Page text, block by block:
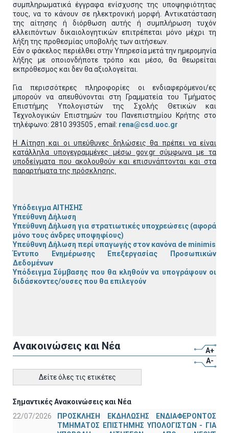
συμπληρωματικά έγγραφα ενίσχυσης της υποψηφιότητας
τους, να το κάνουν σε ηλεκτρονική μορφή. Αντικατάσταση
της αίτησης ή διόρθωση αυτής ή συμπλήρωση τυχόν
ελλειπόντων δικαιολογητικών επιτρέπεται μόνο μέχρι τη
λήξη της προθεσμίας υποβολής των αιτήσεων.
Εάν ο φάκελος περιέλθει στην Υπηρεσία μετά την ημερομηνία
λήξης με οποιονδήποτε τρόπο και μέσο, θα θεωρείται
εκπρόθεσμος και δεν θα αξιολογείται.
Για περισσότερες πληροφορίες οι ενδιαφερόμενοι/ες
μπορούν να απευθύνονται στη Γραμματεία του Τμήματος
Επιστήμης Υπολογιστών της Σχολής Θετικών και
Τεχνολογικών Επιστημών του Πανεπιστημίου Κρήτης στο
τηλέφωνο: 2810 393505 , email: rena@csd.uoc.gr
Η Αίτηση και οι υπεύθυνες δηλώσεις θα πρέπει να είναι
κατάλληλα υπογεγραμμένες μέσω gov.gr σύμφωνα με τα
υποδείγματα που ακολουθούν και επισυνάπτονται και στα
παραρτήματα της πρόσκλησης.
Υπόδειγμα ΑΙΤΗΣΗΣ
Υπεύθυνη Δήλωση
Υπεύθυνη Δήλωση για στρατιωτικές υποχρεώσεις (αφορά
μόνο τους άνδρες υποψηφίους)
Υπεύθυνη Δήλωση περί υπαγωγής στον κανόνα de minimis
Έντυπο Ενημέρωσης Επεξεργασίας Προσωπικών
Δεδομένων
Υπόδειγμα Σύμβασης που θα κληθούν να υπογράψουν οι
διδάσκοντες/ουσες που θα επιλεγούν
Ανακοινώσεις και Νέα
A+
A-
Δείτε όλες τις ετικέτες
Σημαντικές Ανακοινώσεις και Νέα
22/07/2026
ΠΡΟΣΚΛΗΣΗ ΕΚΔΗΛΩΣΗΣ ΕΝΔΙΑΦΕΡΟΝΤΟΣ
ΤΜΗΜΑΤΟΣ ΕΠΙΣΤΗΜΗΣ ΥΠΟΛΟΓΙΣΤΩΝ - ΓΙΑ